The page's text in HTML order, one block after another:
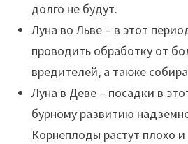
долго не будут.
Луна во Льве – в этот
проводить обработку от
вредителей, а также
Луна в Деве – посадки в
бурному развитию
Корнеплоды растут плохо